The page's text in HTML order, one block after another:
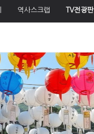
역사스크랩 TV전광판